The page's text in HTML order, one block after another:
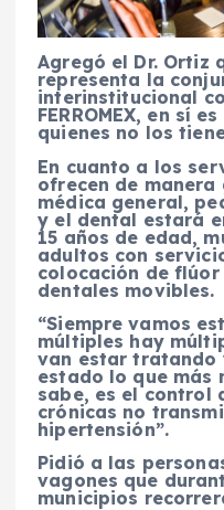
Agregó el Dr. Ortiz
representa la
interinstitucional
FERROMEX, en sí
quienes no los
En cuanto a los
ofrecen de
médica general,
y el dental estará
15 años de edad,
adultos con
colocación de
dentales movibles.
“Siempre vamos
múltiples hay
van estar tratando
estado lo que más
sabe, es el control
crónicas no
hipertensión”.
Pidió a las
vagones que
municipios